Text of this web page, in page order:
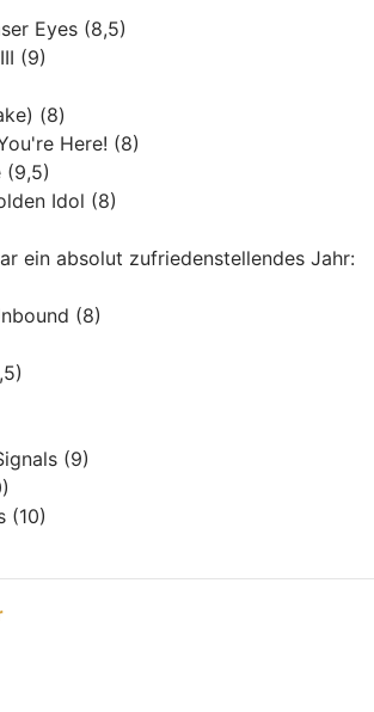
Eyes (8,5)
(9)
(8)
Here! (8)
(9,5)
Idol (8)
ein absolut zufriedenstellendes Jahr:
(8)
(9)
(10)